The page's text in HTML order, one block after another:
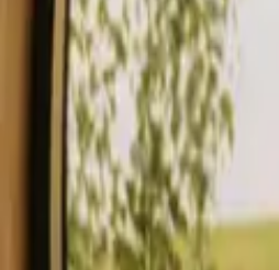
SoggiornoCompra un regalo. inizia ad
DescrizioneServiziRegole e Sicurezza
Controlla disponibilità